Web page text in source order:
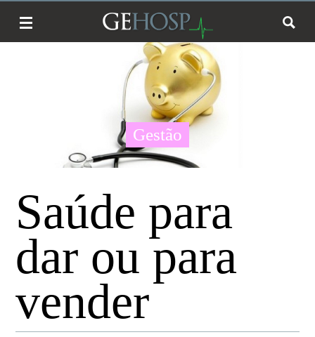
Gestão
Saúde para
dar ou para
vender